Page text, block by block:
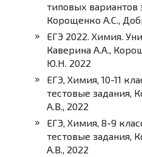
типовых вариантов
Корощенко А.С.,
ЕГЭ 2022. Химия.
Каверина А.А.,
Ю.Н. 2022
ЕГЭ, Химия, 10-11
тестовые задания,
А.В., 2022
ЕГЭ, Химия, 8-9
тестовые задания,
А.В., 2022